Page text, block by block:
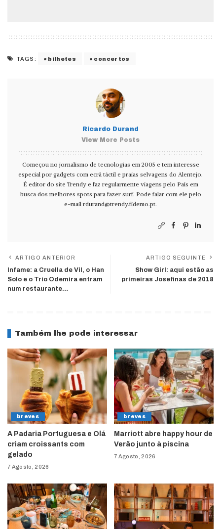
TAGS: bilhetes concertos
Ricardo Durand
View More Posts
Começou no jornalismo de tecnologias em 2005 e tem interesse
especial por gadgets com ecrã táctil e praias selvagens do Alentejo.
É editor do site Trendy e faz regularmente viagens pelo País em
busca dos melhores spots para fazer surf. Pode falar com ele pelo
e-mail rdurand@trendy.fidemo.pt.
ARTIGO ANTERIOR
Infame: a Cruella de Vil, o Han
Solo e o Trio Odemira entram
num restaurante…
ARTIGO SEGUINTE
Show Girl: aqui estão as
primeiras Josefinas de 2018
Também lhe pode interessar
breves
A Padaria Portuguesa e Olá
criam croissants com
gelado
7 Agosto, 2026
breves
Marriott abre happy hour de
Verão junto à piscina
7 Agosto, 2026